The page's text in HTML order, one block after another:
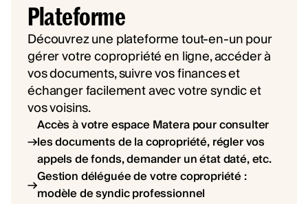
Plateforme
Découvrez une plateforme tout-en-un pour
gérer votre copropriété en ligne, accéder à
vos documents, suivre vos finances et
échanger facilement avec votre syndic et
vos voisins.
Accès à votre espace Matera pour consulter
les documents de la copropriété, régler vos
appels de fonds, demander un état daté, etc.
Gestion déléguée de votre copropriété :
modèle de syndic professionnel